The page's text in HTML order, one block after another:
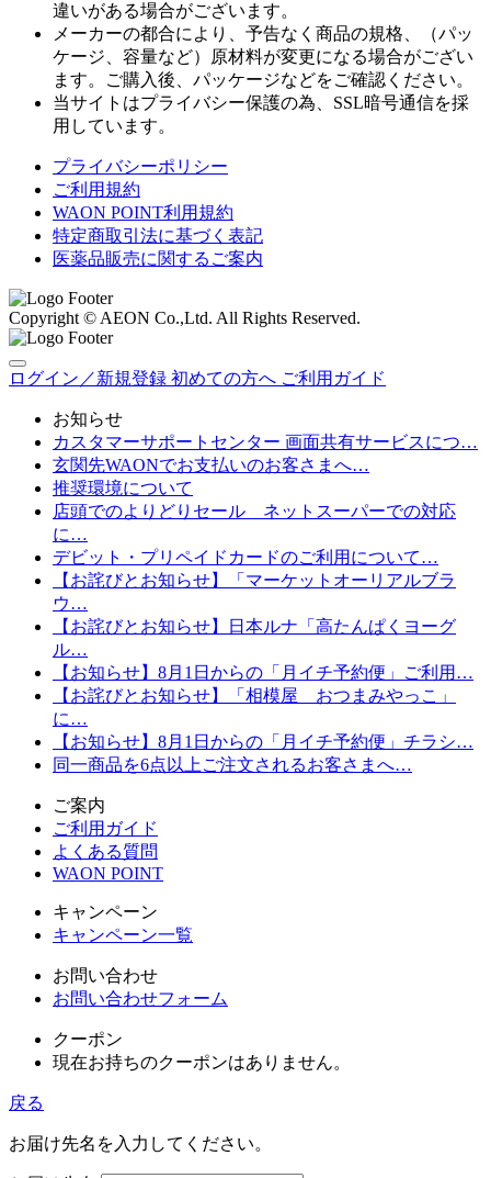
違いがある場合がございます。
メーカーの都合により、予告なく商品の規格、（パッ
ケージ、容量など）原材料が変更になる場合がござい
ます。ご購入後、パッケージなどをご確認ください。
当サイトはプライバシー保護の為、SSL暗号通信を採
用しています。
プライバシーポリシー
ご利用規約
WAON POINT利用規約
特定商取引法に基づく表記
医薬品販売に関するご案内
Copyright © AEON Co.,Ltd. All Rights Reserved.
ログイン／新規登録 初めての方へ ご利用ガイド
お知らせ
カスタマーサポートセンター 画面共有サービスにつ…
玄関先WAONでお支払いのお客さまへ…
推奨環境について
店頭でのよりどりセール ネットスーパーでの対応
に…
デビット・プリペイドカードのご利用について…
【お詫びとお知らせ】「マーケットオーリアルブラ
ウ…
【お詫びとお知らせ】日本ルナ「高たんぱくヨーグ
ル…
【お知らせ】8月1日からの「月イチ予約便」ご利用…
【お詫びとお知らせ】「相模屋 おつまみやっこ」
に…
【お知らせ】8月1日からの「月イチ予約便」チラシ…
同一商品を6点以上ご注文されるお客さまへ…
ご案内
ご利用ガイド
よくある質問
WAON POINT
キャンペーン
キャンペーン一覧
お問い合わせ
お問い合わせフォーム
クーポン
現在お持ちのクーポンはありません。
戻る
お届け先名を入力してください。